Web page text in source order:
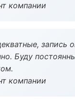
компании
запись
Буду
компании